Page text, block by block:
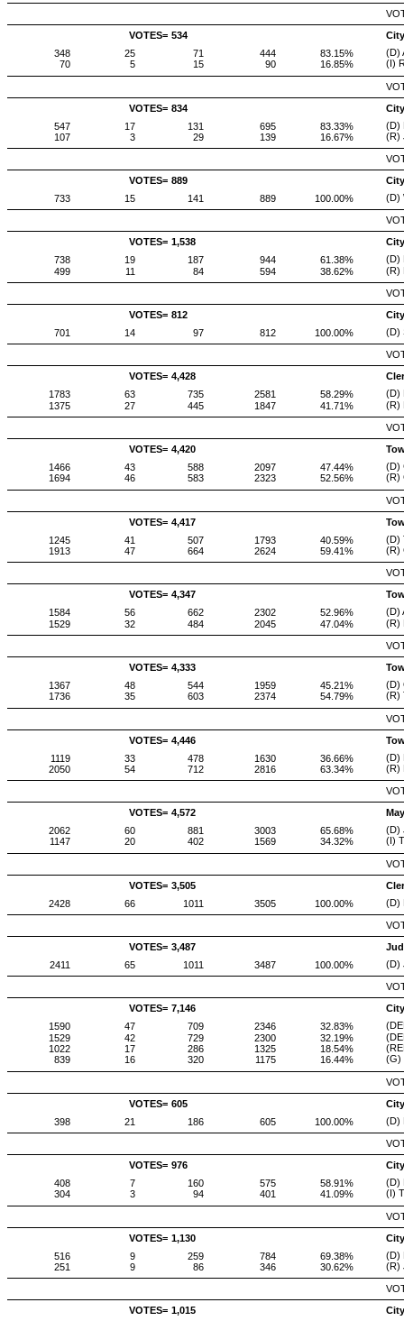
VOTES= 534
348
25 71 444 83.15%
(D)
70
5 15 90 16.85% (I)
VOTES= 834
547
17 131 695 83.33%
(D)
107
3 29 139 16.67% (R)
VOTES= 889
733
15 141 889 100.00% (D)
VOTES= 1,538
738
19 187 944 61.38%
(D)
499
11 84 594 38.62% (R)
VOTES= 812
701
14 97 812 100.00% (D)
VOTES= 4,428
1783
63 735 2581 58.29%
(D)
1375
27 445 1847 41.71% (R)
VOTES= 4,420
1466
43 588 2097 47.44%
(D)
1694
46 583 2323 52.56% (R)
VOTES= 4,417
1245
41 507 1793 40.59%
(D)
1913
47 664 2624 59.41% (R)
VOTES= 4,347
1584
56 662 2302 52.96%
(D)
1529
32 484 2045 47.04% (R)
VOTES= 4,333
1367
48 544 1959 45.21%
(D)
1736
35 603 2374 54.79% (R)
VOTES= 4,446
1119
33 478 1630 36.66%
(D)
2050
54 712 2816 63.34% (R)
VOTES= 4,572
2062
60 881 3003 65.68%
(D)
1147
20 402 1569 34.32% (I)
VOTES= 3,505
2428
66 1011 3505 100.00% (D)
VOTES= 3,487
2411
65 1011 3487 100.00% (D)
VOTES= 7,146
1590
47 709 2346 32.83%
1529
42 729 2300 32.19%
1022
17 286 1325 18.54%
839
16 320 1175 16.44% (G)
VOTES= 605
398
21 186 605 100.00% (D)
VOTES= 976
408
7 160 575 58.91%
(D)
304
3 94 401 41.09% (I)
VOTES= 1,130
516
9 259 784 69.38%
(D)
251
9 86 346 30.62% (R)
VOTES= 1,015